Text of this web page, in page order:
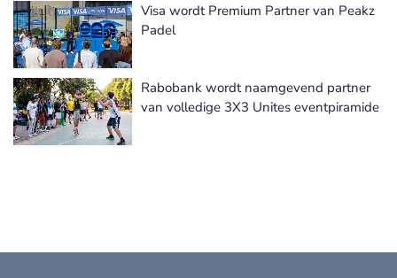
Visa wordt Premium Partner van Peakz
Padel
Rabobank wordt naamgevend partner
van volledige 3X3 Unites eventpiramide